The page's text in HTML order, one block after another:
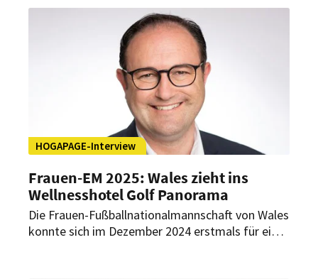
Gruppe C treffen die Däninnen am 4. Juli als
erstes auf Schweden, am 8. Juli auf Deutschland
und am 12. Juli auf Polen. Zwischen den EM-
Spielen wohnen die dänischen
Fußballspielerinnen im Hôtel Beaulac Neuchâtel
in Neuenburg. Wie sie hier entspannen und sich
erholen können, verrät General Manager
Laurence Stamm im Interview mit HOGAPAGE.
HOGAPAGE-Interview
Frauen-EM 2025: Wales zieht ins
Wellnesshotel Golf Panorama
Die Frauen-Fußballnationalmannschaft von Wales
konnte sich im Dezember 2024 erstmals für eine